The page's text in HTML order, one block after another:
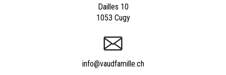
Dailles 10
1053 Cugy
info@vaudfamille.ch